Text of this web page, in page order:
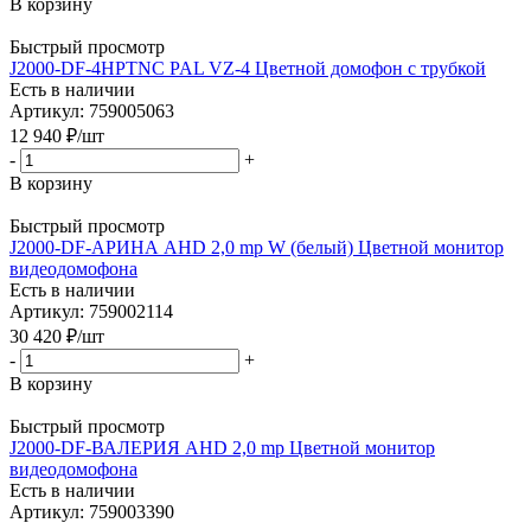
Быстрый просмотр
J2000-DF-4HPTNC PAL VZ-4 Цветной домофон с трубкой
Есть в наличии
Артикул: 759005063
12 940 ₽/шт
-
+
В корзину
Быстрый просмотр
J2000-DF-АРИНА AHD 2,0 mp W (белый) Цветной монитор
видеодомофона
Есть в наличии
Артикул: 759002114
30 420 ₽/шт
-
+
В корзину
Быстрый просмотр
J2000-DF-ВАЛЕРИЯ AHD 2,0 mp Цветной монитор
видеодомофона
Есть в наличии
Артикул: 759003390